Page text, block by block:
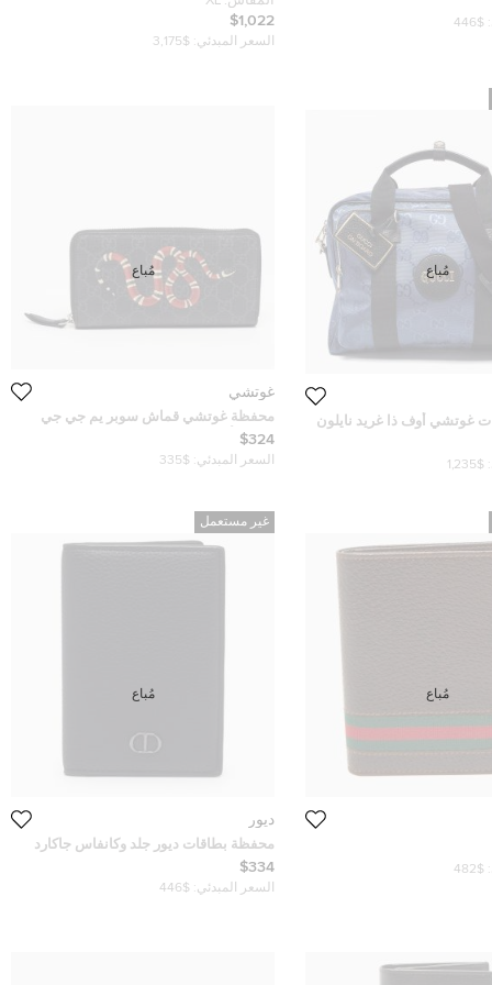
$446
$1,022
السعر المبدئي: $3,175
غوتشي أوف ذا غريد نايلون
$1,235
مُباع
غوتشي
محفظة غوتشي قماش سوبر يم جي جي
رمادي/أسود بسحاب دائري
$324
السعر المبدئي: $335
مُباع
$482
مُباع
غير مستعمل
ديور
محفظة بطاقات ديور جلد وكانفاس جاكارد
إوبليك سوداء
$334
السعر المبدئي: $446
مُباع